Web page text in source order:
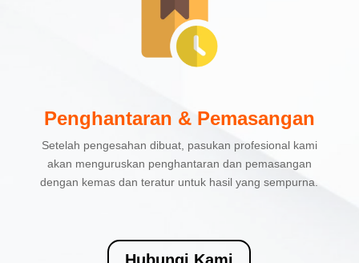
Penghantaran & Pemasangan
Setelah pengesahan dibuat, pasukan profesional kami
akan menguruskan penghantaran dan pemasangan
dengan kemas dan teratur untuk hasil yang sempurna.